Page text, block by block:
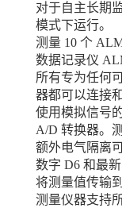
对于自主长期
模式下运行。
测量 10 个
数据记录仪
所有专为任何
器都可以连接
使用模拟信号
A/D 转换器。
额外电气隔离
数字 D6 和最
将测量值传输
测量仪器支持